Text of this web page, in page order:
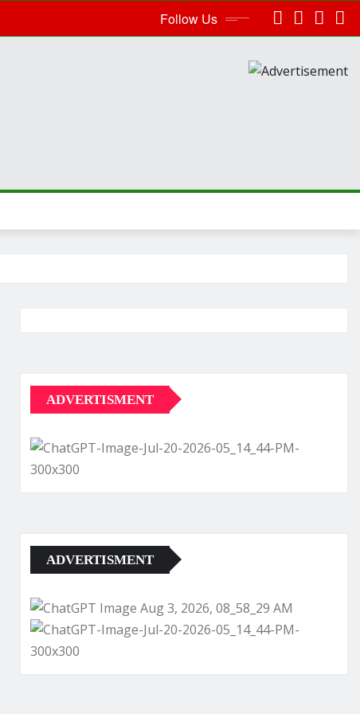
Follow Us
ADVERTISMENT
ADVERTISMENT